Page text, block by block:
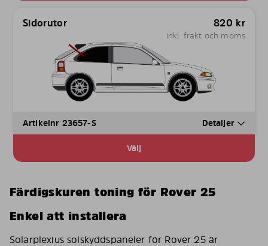
Sidorutor 820 kr
inkl. frakt och moms
Artikelnr 23657-S Detaljer
Välj
Färdigskuren toning för Rover 25
Enkel att installera
Solarplexius solskyddspaneler för Rover 25 är